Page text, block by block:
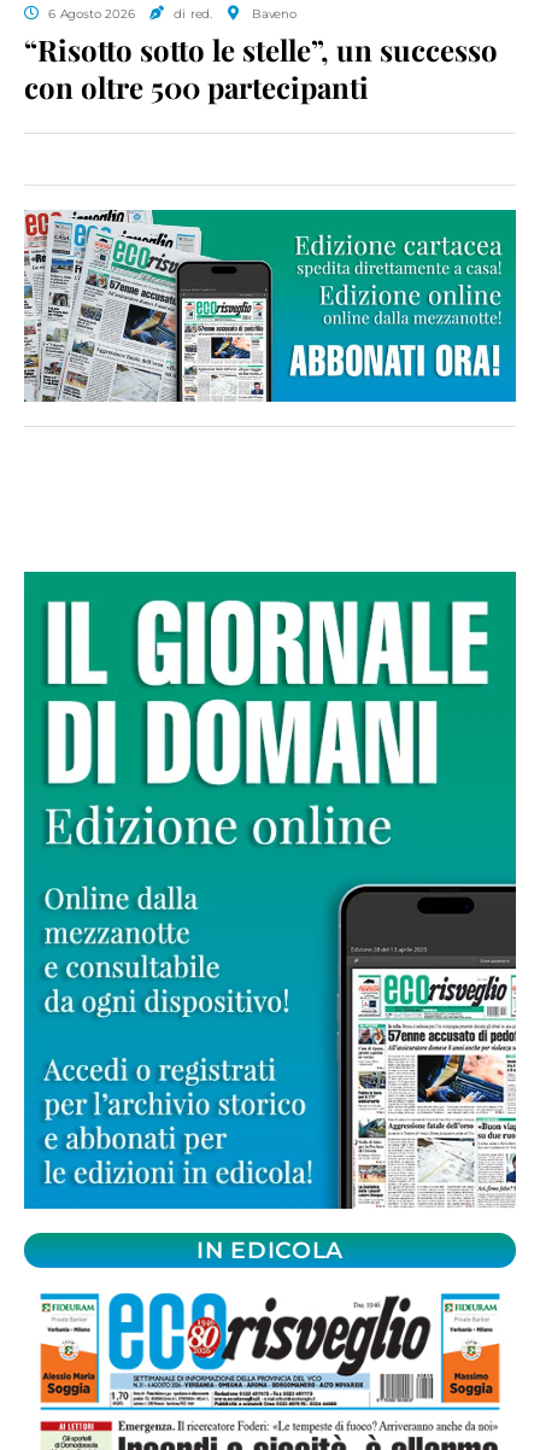
6 Agosto 2026 di red. Baveno
“Risotto sotto le stelle”, un successo
con oltre 500 partecipanti
IN EDICOLA